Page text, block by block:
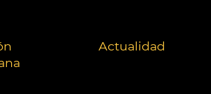
Actualidad